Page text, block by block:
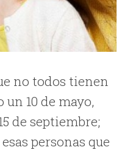
no todos tienen
10 de mayo,
de septiembre;
personas que